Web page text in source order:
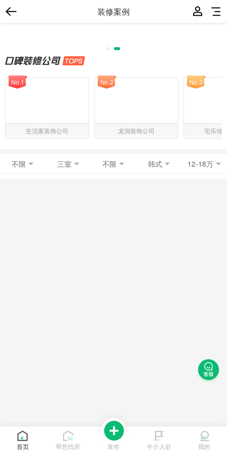
装修案例
生活家装饰公司
No.1
龙润装饰公司
No.2
宅乐佳
No.3
不限 三室 不限 韩式 12-18万
首页 帮您找房 发布 中介入驻 我的